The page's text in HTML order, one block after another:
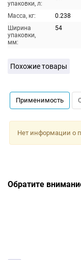
упаковки, л:
Масса, кг:
0.238
Ширина
упаковки,
мм:
54
Похожие товары
Применимость
Нет информации о
Обратите